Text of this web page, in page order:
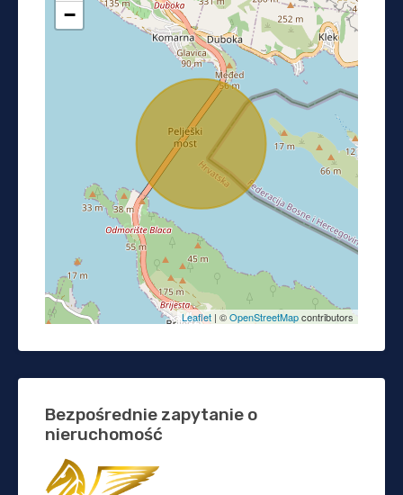
−
Leaflet | ©OpenStreetMapcontributors
Bezpośrednie zapytanie o
nieruchomość